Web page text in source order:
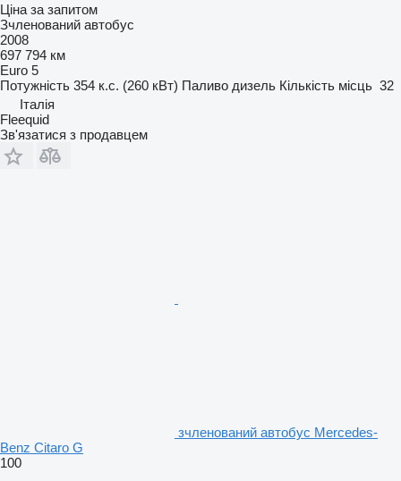
Ціна за запитом
Зчленований автобус
2008
697 794 км
Euro 5
Потужність 354 к.с. (260 кВт) Паливо дизель Кількість місць 32
Італія
Fleequid
Зв'язатися з продавцем
зчленований автобус Mercedes-
Benz Citaro G
100